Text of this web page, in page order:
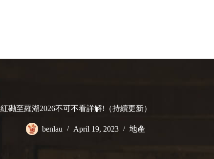
紅磡至羅湖2026不可不看詳解!（持續更新）
benlau April 19, 2023 地產